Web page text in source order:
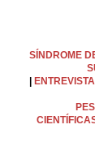
SÍNDROME